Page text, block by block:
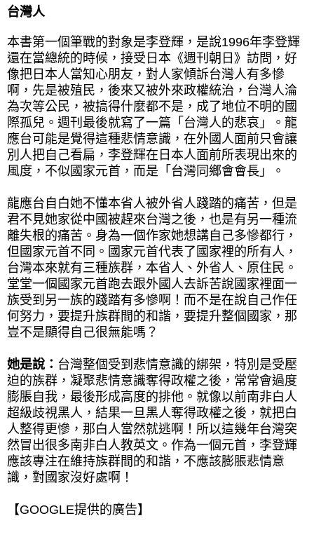
台灣人
本書第一個筆戰的對象是李登輝，是說1996年李登輝
還在當總統的時候，接受日本《週刊朝日》訪問，好
像把日本人當知心朋友，對人家傾訴台灣人有多慘
啊，先是被殖民，後來又被外來政權統治，台灣人淪
為次等公民，被搞得什麼都不是，成了地位不明的國
際孤兒。週刊最後就寫了一篇「台灣人的悲哀」。龍
應台可能是覺得這種悲情意識，在外國人面前只會讓
別人把自己看扁，李登輝在日本人面前所表現出來的
風度，不似國家元首，而是「台灣同鄉會會長」。
龍應台自白她不懂本省人被外省人踐踏的痛苦，但是
君不見她家從中國被趕來台灣之後，也是有另一種流
離失根的痛苦。身為一個作家她想講自己多慘都行，
但國家元首不同。國家元首代表了國家裡的所有人，
台灣本來就有三種族群，本省人、外省人、原住民。
堂堂一個國家元首跑去跟外國人去訴苦說國家裡面一
族受到另一族的踐踏有多慘啊！而不是在說自己作任
何努力，要提升族群間的和諧，要提升整個國家，那
豈不是顯得自己很無能嗎？
她是說： 台灣整個受到悲情意識的綁架，特別是受壓
迫的族群，凝聚悲情意識奪得政權之後，常常會過度
膨脹自我，最後形成高度的排他。就像以前南非白人
超級歧視黑人，結果一旦黑人奪得政權之後，就把白
人整得更慘，那白人當然就逃啊！所以這幾年台灣突
然冒出很多南非白人教英文。作為一個元首，李登輝
應該專注在維持族群間的和諧，不應該膨脹悲情意
識，對國家沒好處啊！
【GOOGLE提供的廣告】